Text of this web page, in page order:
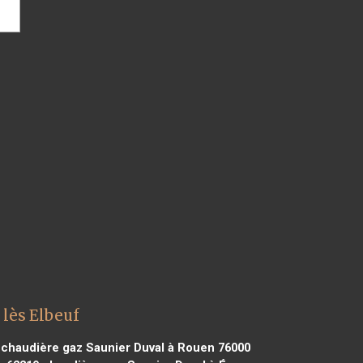
Elbeuf
gaz Saunier Duval à Rouen 76000